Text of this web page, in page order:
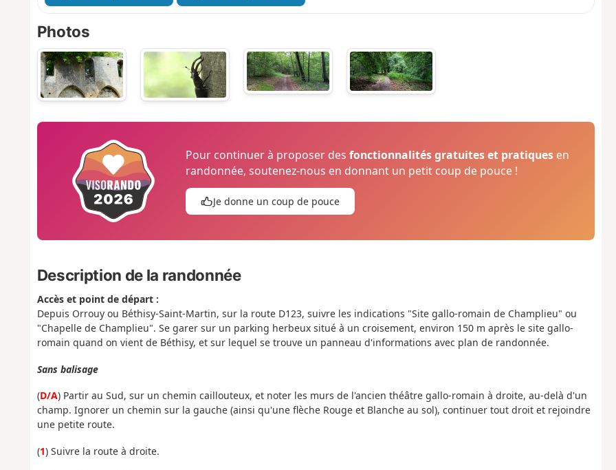
Photos
Pour continuer à proposer desfonctionnalités gratuites et pratiques en
randonnée, soutenez-nous en donnant un petit coup de pouce !
Je donne un coup de pouce
Description de la randonnée
Accès et point de départ :
Depuis Orrouy ou Béthisy-Saint-Martin, sur la route D123, suivre les indications "Site gallo-romain de Champlieu" ou
"Chapelle de Champlieu". Se garer sur un parking herbeux situé à un croisement, environ 150 m après le site gallo-
romain quand on vient de Béthisy, et sur lequel se trouve un panneau d'informations avec plan de randonnée.
Sans balisage
(D/A) Partir au Sud, sur un chemin caillouteux, et noter les murs de l'ancien théâtre gallo-romain à droite, au-delà d'un
champ. Ignorer un chemin sur la gauche (ainsi qu'une flèche Rouge et Blanche au sol), continuer tout droit et rejoindre
une petite route.
(1) Suivre la route à droite.